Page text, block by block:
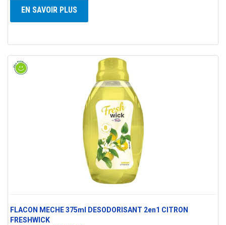
EN SAVOIR PLUS
FLACON MECHE 375ml DESODORISANT 2en1 CITRON
FRESHWICK